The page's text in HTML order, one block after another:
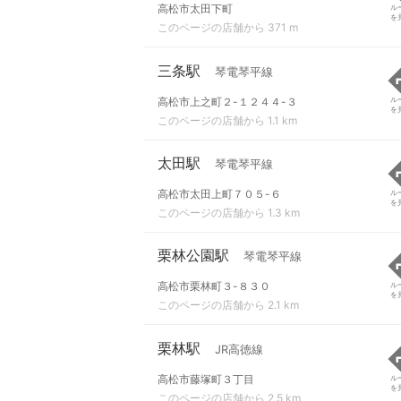
高松市太田下町
このページの店舗から 371 m
ル
を
三条駅 琴電琴平線
高松市上之町２-１２４４-３
このページの店舗から 1.1 km
ル
を
太田駅 琴電琴平線
高松市太田上町７０５-６
このページの店舗から 1.3 km
ル
を
栗林公園駅 琴電琴平線
高松市栗林町３-８３０
このページの店舗から 2.1 km
ル
を
栗林駅 JR高徳線
高松市藤塚町３丁目
このページの店舗から 2.5 km
ル
を